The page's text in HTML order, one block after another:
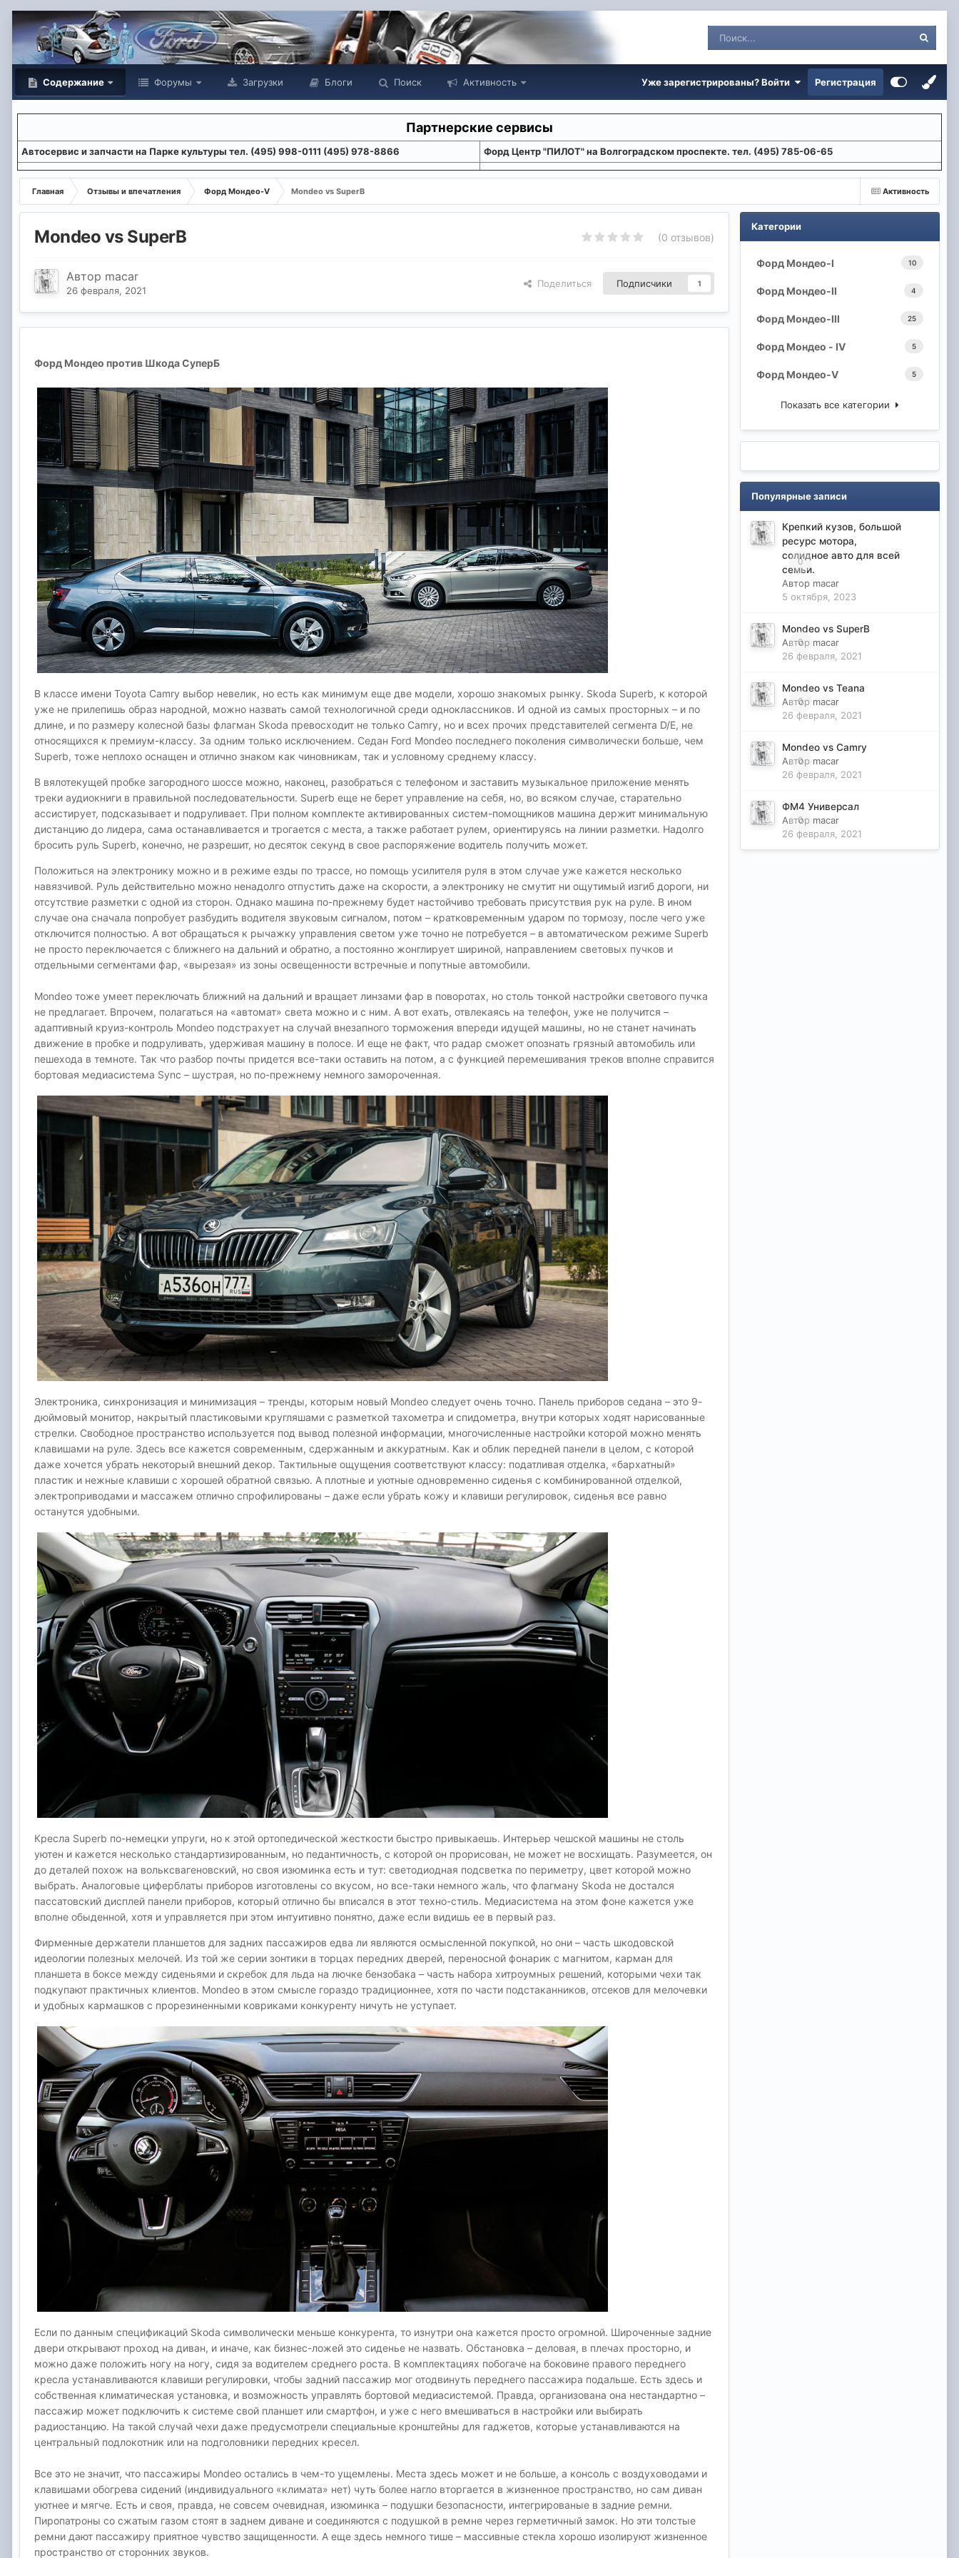
Содержание Форумы Загрузки Блоги Поиск Активность Уже зарегистрированы? Войти Регистрация
Партнерские сервисы
Aвтосервис и запчасти на Парке культуры тел. (495) 998-0111 (495) 978-8866 Форд Центр "ПИЛОТ" на Волгоградском проспекте. тел. (495) 785-06-65
Активность
Главная Отзывы и впечатления Форд Мондео-V Mondeo vs SuperB
Mondeo vs SuperB (0 отзывов)
Автор macar
26 февраля, 2021
Поделиться Подписчики 1
Форд Мондео против Шкода СуперБ
В классе имени Toyota Camry выбор невелик, но есть как минимум еще две модели, хорошо знакомых рынку. Skoda Superb, к которой
уже не прилепишь образ народной, можно назвать самой технологичной среди одноклассников. И одной из самых просторных – и по
длине, и по размеру колесной базы флагман Skoda превосходит не только Camry, но и всех прочих представителей сегмента D/E, не
относящихся к премиум-классу. За одним только исключением. Седан Ford Mondeo последнего поколения символически больше, чем
Superb, тоже неплохо оснащен и отлично знаком как чиновникам, так и условному среднему классу.
В вялотекущей пробке загородного шоссе можно, наконец, разобраться с телефоном и заставить музыкальное приложение менять
треки аудиокниги в правильной последовательности. Superb еще не берет управление на себя, но, во всяком случае, старательно
ассистирует, подсказывает и подруливает. При полном комплекте активированных систем-помощников машина держит минимальную
дистанцию до лидера, сама останавливается и трогается с места, а также работает рулем, ориентируясь на линии разметки. Надолго
бросить руль Superb, конечно, не разрешит, но десяток секунд в свое распоряжение водитель получить может.
Положиться на электронику можно и в режиме езды по трассе, но помощь усилителя руля в этом случае уже кажется несколько
навязчивой. Руль действительно можно ненадолго отпустить даже на скорости, а электронику не смутит ни ощутимый изгиб дороги, ни
отсутствие разметки с одной из сторон. Однако машина по-прежнему будет настойчиво требовать присутствия рук на руле. В ином
случае она сначала попробует разбудить водителя звуковым сигналом, потом – кратковременным ударом по тормозу, после чего уже
отключится полностью. А вот обращаться к рычажку управления светом уже точно не потребуется – в автоматическом режиме Superb
не просто переключается с ближнего на дальний и обратно, а постоянно жонглирует шириной, направлением световых пучков и
отдельными сегментами фар, «вырезая» из зоны освещенности встречные и попутные автомобили.
Mondeo тоже умеет переключать ближний на дальний и вращает линзами фар в поворотах, но столь тонкой настройки светового пучка
не предлагает. Впрочем, полагаться на «автомат» света можно и с ним. А вот ехать, отвлекаясь на телефон, уже не получится –
адаптивный круиз-контроль Mondeo подстрахует на случай внезапного торможения впереди идущей машины, но не станет начинать
движение в пробке и подруливать, удерживая машину в полосе. И еще не факт, что радар сможет опознать грязный автомобиль или
пешехода в темноте. Так что разбор почты придется все-таки оставить на потом, а с функцией перемешивания треков вполне справится
бортовая медиасистема Sync – шустрая, но по-прежнему немного замороченная.
Электроника, синхронизация и минимизация – тренды, которым новый Mondeo следует очень точно. Панель приборов седана – это 9-
дюймовый монитор, накрытый пластиковыми кругляшами с разметкой тахометра и спидометра, внутри которых ходят нарисованные
стрелки. Свободное пространство используется под вывод полезной информации, многочисленные настройки которой можно менять
клавишами на руле. Здесь все кажется современным, сдержанным и аккуратным. Как и облик передней панели в целом, с которой
даже хочется убрать некоторый внешний декор. Тактильные ощущения соответствуют классу: податливая отделка, «бархатный»
пластик и нежные клавиши с хорошей обратной связью. А плотные и уютные одновременно сиденья с комбинированной отделкой,
электроприводами и массажем отлично спрофилированы – даже если убрать кожу и клавиши регулировок, сиденья все равно
останутся удобными.
Кресла Superb по-немецки упруги, но к этой ортопедической жесткости быстро привыкаешь. Интерьер чешской машины не столь
уютен и кажется несколько стандартизированным, но педантичность, с которой он прорисован, не может не восхищать. Разумеется, он
до деталей похож на вольксвагеновский, но своя изюминка есть и тут: светодиодная подсветка по периметру, цвет которой можно
выбрать. Аналоговые циферблаты приборов изготовлены со вкусом, но все-таки немного жаль, что флагману Skoda не достался
пассатовский дисплей панели приборов, который отлично бы вписался в этот техно-стиль. Медиасистема на этом фоне кажется уже
вполне обыденной, хотя и управляется при этом интуитивно понятно, даже если видишь ее в первый раз.
Фирменные держатели планшетов для задних пассажиров едва ли являются осмысленной покупкой, но они – часть шкодовской
идеологии полезных мелочей. Из той же серии зонтики в торцах передних дверей, переносной фонарик с магнитом, карман для
планшета в боксе между сиденьями и скребок для льда на лючке бензобака – часть набора хитроумных решений, которыми чехи так
подкупают практичных клиентов. Mondeo в этом смысле гораздо традиционнее, хотя по части подстаканников, отсеков для мелочевки
и удобных кармашков с прорезиненными ковриками конкуренту ничуть не уступает.
Если по данным спецификаций Skoda символически меньше конкурента, то изнутри она кажется просто огромной. Широченные задние
двери открывают проход на диван, и иначе, как бизнес-ложей это сиденье не назвать. Обстановка – деловая, в плечах просторно, и
можно даже положить ногу на ногу, сидя за водителем среднего роста. В комплектациях побогаче на боковине правого переднего
кресла устанавливаются клавиши регулировки, чтобы задний пассажир мог отодвинуть переднего пассажира подальше. Есть здесь и
собственная климатическая установка, и возможность управлять бортовой медиасистемой. Правда, организована она нестандартно –
пассажир может подключить к системе свой планшет или смартфон, и уже с него вмешиваться в настройки или выбирать
радиостанцию. На такой случай чехи даже предусмотрели специальные кронштейны для гаджетов, которые устанавливаются на
центральный подлокотник или на подголовники передних кресел.
Все это не значит, что пассажиры Mondeo остались в чем-то ущемлены. Места здесь может и не больше, а консоль с воздуховодами и
клавишами обогрева сидений (индивидуального «климата» нет) чуть более нагло вторгается в жизненное пространство, но сам диван
уютнее и мягче. Есть и своя, правда, не совсем очевидная, изюминка – подушки безопасности, интегрированые в задние ремни.
Пиропатроны со сжатым газом стоят в заднем диване и соединяются с подушкой в ремне через герметичный замок. Но эти толстые
ремни дают пассажиру приятное чувство защищенности. А еще здесь немного тише – массивные стекла хорошо изолируют жизненное
пространство от сторонних звуков.
Категории
10
Форд Мондео-I
4
Форд Мондео-II
25
Форд Мондео-III
5
Форд Мондео - IV
5
Форд Мондео-V
Показать все категории
Популярные записи
0
Крепкий кузов, большой
ресурс мотора,
солидное авто для всей
семьи.
Автор macar
5 октября, 2023
0
Mondeo vs SuperB
Автор macar
26 февраля, 2021
0
Mondeo vs Teana
Автор macar
26 февраля, 2021
0
Mondeo vs Camry
Автор macar
26 февраля, 2021
0
ФМ4 Универсал
Автор macar
26 февраля, 2021